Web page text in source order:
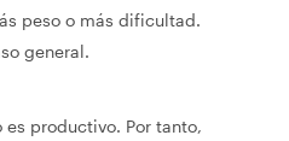
peso o más dificultad.
general.
es productivo. Por tanto,